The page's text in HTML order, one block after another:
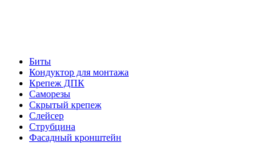
Биты
Кондуктор для монтажа
Крепеж ДПК
Саморезы
Скрытый крепеж
Слейсер
Струбцина
Фасадный кронштейн